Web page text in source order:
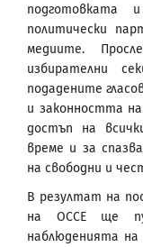
подготовката
политически
медиите.
избирателни
подадените
и законността
достъп на
време и за
на свободни и
В резултат на
на ОССЕ ще
наблюденията на